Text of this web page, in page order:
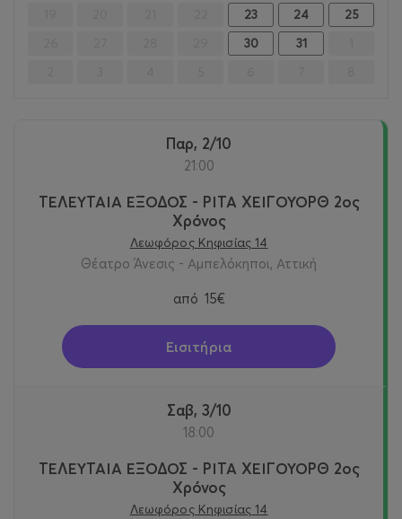
23 24
25
30 31
Παρ, 2/10
21:00
ΤΕΛΕΥΤΑΙΑ ΕΞΟΔΟΣ - ΡΙΤΑ ΧΕΙΓΟΥΟΡΘ 2oς
Χρόνος
Λεωφόρος Κηφισίας 14
Θέατρο Άνεσις - Αμπελόκηποι, Αττική
από 15€
Εισιτήρια
Σαβ, 3/10
18:00
ΤΕΛΕΥΤΑΙΑ ΕΞΟΔΟΣ - ΡΙΤΑ ΧΕΙΓΟΥΟΡΘ 2oς
Χρόνος
Λεωφόρος Κηφισίας 14